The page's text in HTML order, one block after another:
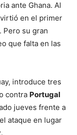
ante Ghana. Al
en el primer
Pero su gran
que falta en las
introduce tres
contra Portugal
jueves frente a
ataque en lugar